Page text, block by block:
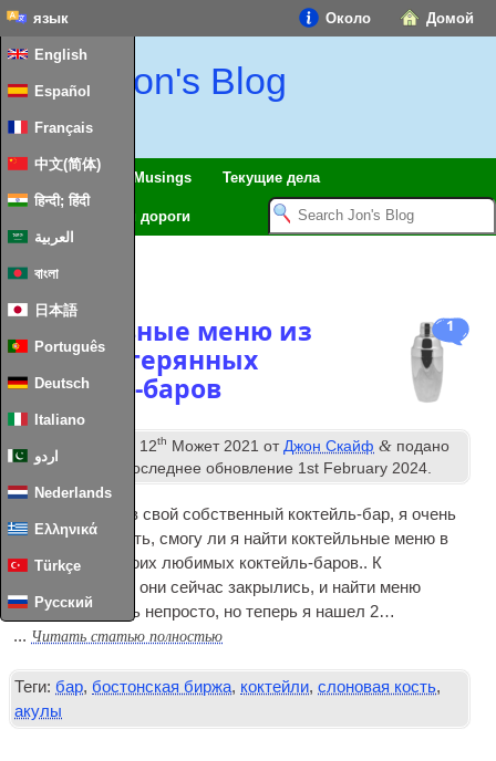
Домой
Около
язык
English
Español
Français
中文(简体)
हिन्दी; हिंदी
العربية
বাংলা
日本語
Português
Deutsch
Italiano
اردو
Nederlands
Ελληνικά
Türkçe
Русский
Jon's Blog
Путешествия Musings Текущие дела
Модель железной дороги
Теги:
1
Коктейльные меню из
давно потерянных
коктейль-баров
опубликованный 12th Может 2021 отДжон Скайф & подано
подКоктейли . Последнее обновление 1st February 2024.
Недавно открыв свой собственный коктейль-бар, я очень
хотел посмотреть, смогу ли я найти коктейльные меню в
некоторых из моих любимых коктейль-баров.. К
сожалению, все они сейчас закрылись, и найти меню
оказалось очень непросто, но теперь я нашел 2…
... Читать статью полностью
Теги: бар,бостонская биржа, коктейли,слоновая кость,
акулы